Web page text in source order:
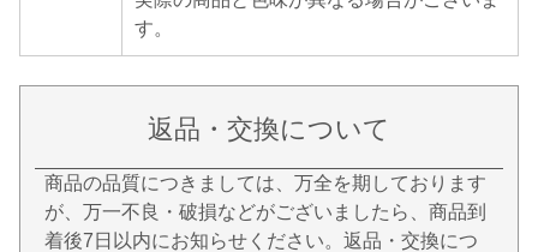
す。
返品・交換について
商品の品質につきましては、万全を期しております
が、万一不良・破損などがございましたら、商品到
着後7日以内にお知らせください。返品・交換につ